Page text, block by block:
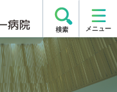
検索